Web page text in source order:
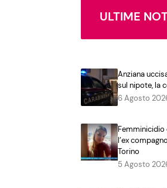
ULTIME
Anziana
sul nipote, la
6 Agosto
Femminicidio
l’ex
Torino
5 Agosto